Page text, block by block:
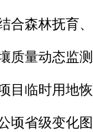
合森林抚育
质量动态监
目临时用地
顷省级变化